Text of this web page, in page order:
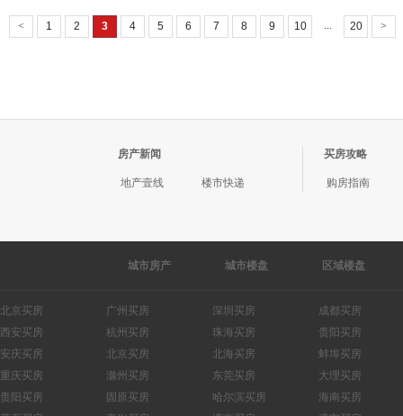
< 1 2 3 4 5 6 7 8 9 10 ... 20 >
房产新闻
地产壹线 楼市快递
买房攻略
购房指南
城市房产 城市楼盘 区域楼盘
北京 广州 深圳
成都
西安
杭州 珠海
贵阳
安庆
北京 北海
蚌埠
重庆
滁州 东莞
大理
贵阳
固原 哈尔滨
海南